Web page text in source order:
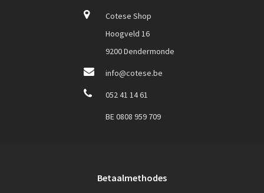
Cotese Shop
Hoogveld 16
9200 Dendermonde
info@cotese.be
052 41 14 61
BE 0808 959 709
Betaalmethodes